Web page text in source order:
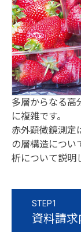
多層からなる高
に複雑です。
赤外顕微鏡測定
の層構造につい
析について説明
STEP1
資料請